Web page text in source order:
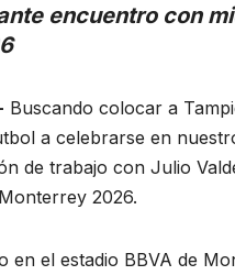
encuentro con
Buscando colocar a
a celebrarse en
de trabajo con Julio
2026.
en el estadio BBVA de